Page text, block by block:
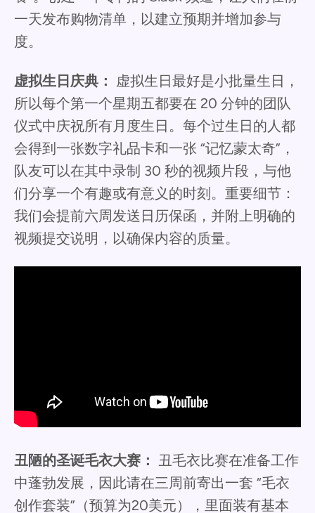
一天发布购物清单，以建立预期并增加参与
度。
虚拟生日庆典：
虚拟生日最好是小批量生日，
所以每个第一个星期五都要在 20 分钟的团队
仪式中庆祝所有月度生日。每个过生日的人都
会得到一张数字礼品卡和一张 “记忆蒙太奇”，
队友可以在其中录制 30 秒的视频片段，与他
们分享一个有趣或有意义的时刻。重要细节：
我们会提前六周发送日历保函，并附上明确的
视频提交说明，以确保内容的质量。
丑陋的圣诞毛衣大赛：
丑毛衣比赛在准备工作
中蓬勃发展，因此请在三周前寄出一套 “毛衣
创作套装”（预算为20美元），里面装有基本